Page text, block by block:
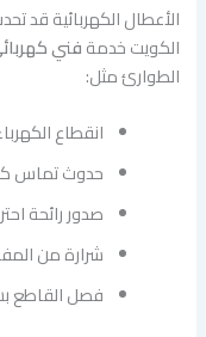
الأعطال الكهربائية قد
الكويت خدمةفني
الطوارئ مثل:
انقطاع
حدوث تماس
صدور رائحة
شرارة من
فصل القاطع